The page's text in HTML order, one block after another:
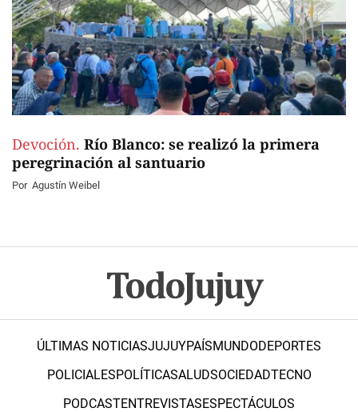
Devoción. Río Blanco: se realizó la primera
peregrinación al santuario
Por Agustín Weibel
ÚLTIMAS NOTICIASJUJUYPAÍSMUNDODEPORTES
POLICIALESPOLÍTICASALUDSOCIEDADTECNO
PODCASTENTREVISTASESPECTÁCULOS